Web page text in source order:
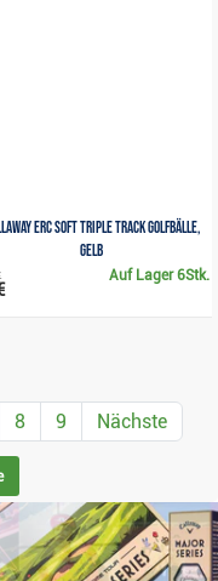
ERC Soft Triple Track Golfbälle,
gelb
Auf Lager6Stk.
8 9 Nächste